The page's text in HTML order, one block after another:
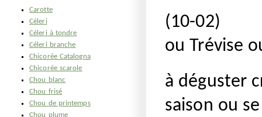
Carotte
Céleri
Céleri à tondre
Céleri branche
Chicorée Catalogna
Chicorée scarole
Chou blanc
Chou frisé
Chou de printemps
Chou plume
(10-02)
ou Trévise
à déguster
saison ou